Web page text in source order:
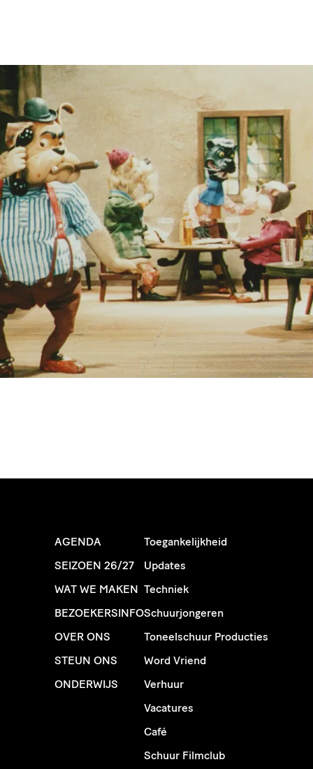
AGENDA
SEIZOEN 26/27
WAT WE MAKEN
BEZOEKERSINFO
OVER ONS
STEUN ONS
ONDERWIJS
Toegankelijkheid
Updates
Techniek
Schuurjongeren
Toneelschuur Producties
Word Vriend
Verhuur
Vacatures
Café
Schuur Filmclub